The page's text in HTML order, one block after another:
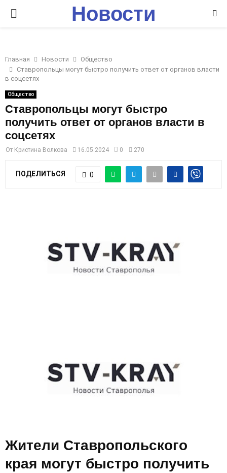
P
I
M
A
R
Y
Новости
Главная Новости
Общество
Ставропольцы могут быстро получить ответ от органов власти
в соцсетях
Общество
Ставропольцы могут быстро
получить ответ от органов власти в
соцсетях
От Кристина Волкова 16.05.2024 0 270
ПОДЕЛИТЬСЯ 0
Жители Ставропольского
края могут быстро получить